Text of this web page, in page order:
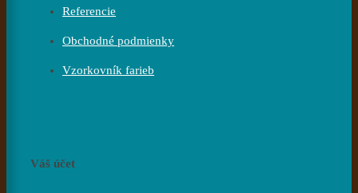
Referencie
Obchodné podmienky
Vzorkovník farieb
Váš účet